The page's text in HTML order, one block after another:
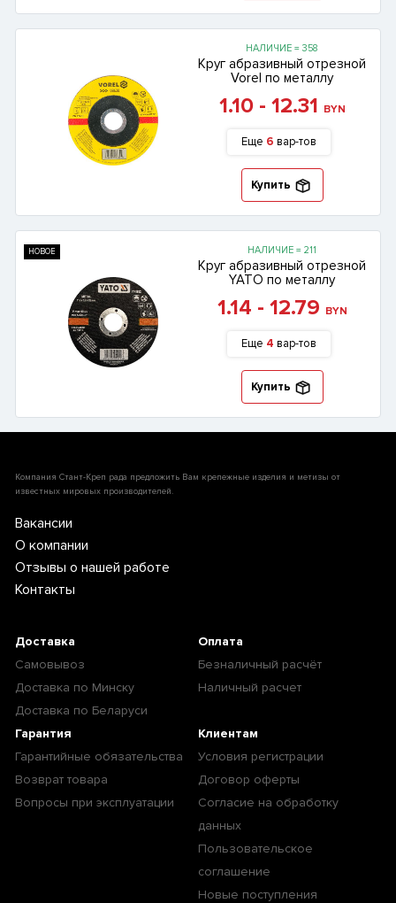
НАЛИЧИЕ = 358
Круг абразивный отрезной
Vorel по металлу
1.10 - 12.31 BYN
Еще 6 вар-тов
Купить
НОВОЕ НАЛИЧИЕ = 211
Круг абразивный отрезной
YATO по металлу
1.14 - 12.79 BYN
Еще 4 вар-тов
Купить
Компания Стант-Креп рада предложить Вам крепежные изделия и метизы от
известных мировых производителей.
Вакансии
О компании
Отзывы о нашей работе
Контакты
Доставка
Самовывоз
Доставка по Минску
Доставка по Беларуси
Оплата
Безналичный расчёт
Наличный расчет
Гарантия
Гарантийные обязательства
Возврат товара
Вопросы при эксплуатации
Клиентам
Условия регистрации
Договор оферты
Согласие на обработку
данных
Пользовательское
соглашение
Новые поступления